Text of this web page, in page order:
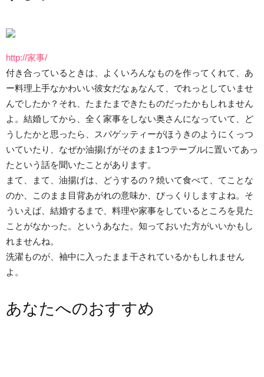
http://家事/
付き合っているときは、よくいろんなものを作ってくれて、あ
ー料理上手なかわいい彼女だなぁなんて、でれっとしていませ
んでしたか？それ、たまたまできたものだったかもしれません
よ。結婚してから、全く家事をしない奥さんになっていて、ど
うしたかと思ったら、スパゲッティーがほうきのようにくっつ
いていたり、なぜか油揚げがそのまま1つテーブルに置いてあっ
たという話を聞いたことがあります。
まて、まて、油揚げは、どうするの？焼いて食べて、てことな
のか、このまま目背あがれの意味か、びっくりしますよね。そ
ういえば、結婚するまで、料理や家事をしているところを見た
ことがなかった。というあなた。知っておいた方がいいかもし
れませんね。
洗濯ものが、袖中に入ったまま干されているかもしれません
よ。
あなたへのおすすめ